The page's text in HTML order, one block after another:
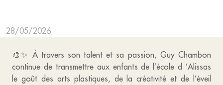
28/05/2026
🎨✨ À travers son talent et sa passion, Guy Chambon
continue de transmettre aux enfants de l’école d ’Alissas
le goût des arts plastiques, de la créativité et de l’éveil